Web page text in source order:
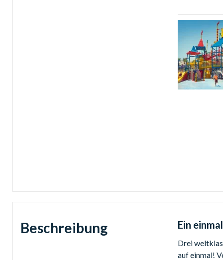
Beschreibung Ein
Drei
auf einmal!